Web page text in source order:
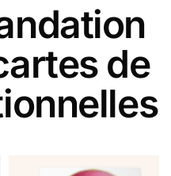
de